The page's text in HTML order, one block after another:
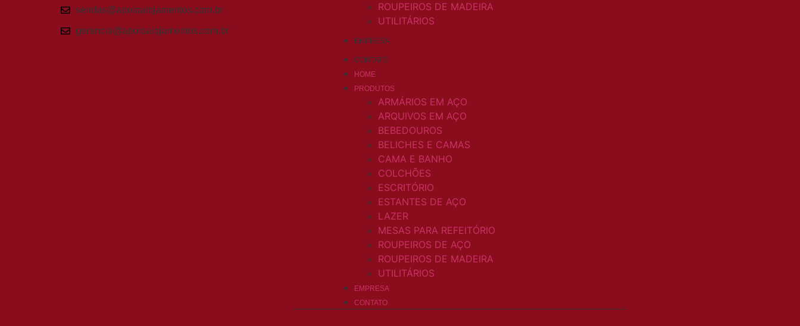
vendas@apoioalojamentos.com.br
gerencia@apoioalojamentos.com.br
ROUPEIROS DE MADEIRA
UTILITÁRIOS
EMPRESA
CONTATO
HOME
PRODUTOS
ARMÁRIOS EM AÇO
ARQUIVOS EM AÇO
BEBEDOUROS
BELICHES E CAMAS
CAMA E BANHO
COLCHÕES
ESCRITÓRIO
ESTANTES DE AÇO
LAZER
MESAS PARA REFEITÓRIO
ROUPEIROS DE AÇO
ROUPEIROS DE MADEIRA
UTILITÁRIOS
EMPRESA
CONTATO